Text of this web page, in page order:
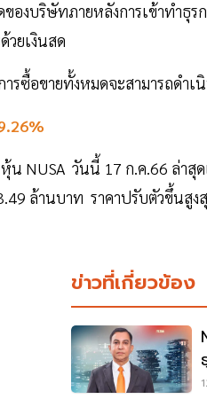
องบริษัทภายหลังการเข้าทำธุ
ยเงินสด
ารซื้อขายทั้งหมดจะสามารถด
หุ้น NUSA วันนี้ 17 ก.ค.66 ล่า
ล้านบาท ราคาปรับตัวขึ้นสู
ข่าวที่เกี่ยวข้อง